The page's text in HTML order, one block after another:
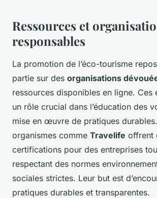
Ressources et
responsables
La promotion de l’éco-tourisme
partie sur des organisations
ressources disponibles en ligne. Ces
un rôle crucial dans l’éducation des
mise en œuvre de pratiques
organismes comme Travelife offrent
certifications pour des entreprises
respectant des normes
sociales strictes. Leur but est
pratiques durables et transparentes.